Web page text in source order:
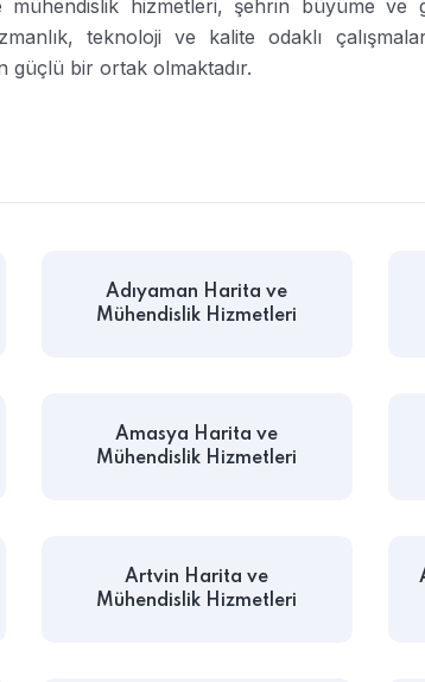
hizmetleri, şehrin büyüme ve
teknoloji ve kalite odaklı
güçlü bir ortak olmaktadır.
Adıyaman Harita ve
Mühendislik Hizmetleri
Amasya Harita ve
Mühendislik Hizmetleri
Artvin Harita ve
Mühendislik Hizmetleri